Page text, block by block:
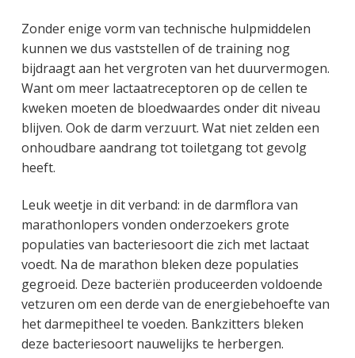
Zonder enige vorm van technische hulpmiddelen
kunnen we dus vaststellen of de training nog
bijdraagt aan het vergroten van het duurvermogen.
Want om meer lactaatreceptoren op de cellen te
kweken moeten de bloedwaardes onder dit niveau
blijven. Ook de darm verzuurt. Wat niet zelden een
onhoudbare aandrang tot toiletgang tot gevolg
heeft.
Leuk weetje in dit verband: in de darmflora van
marathonlopers vonden onderzoekers grote
populaties van bacteriesoort die zich met lactaat
voedt. Na de marathon bleken deze populaties
gegroeid. Deze bacteriën produceerden voldoende
vetzuren om een derde van de energiebehoefte van
het darmepitheel te voeden. Bankzitters bleken
deze bacteriesoort nauwelijks te herbergen.